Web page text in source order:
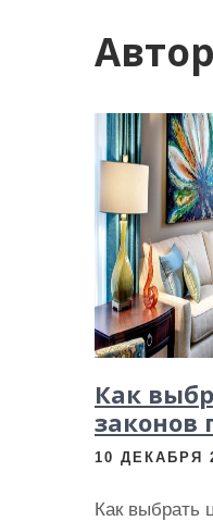
Как
законов
10 ДЕКАБРЯ
Как выбрать